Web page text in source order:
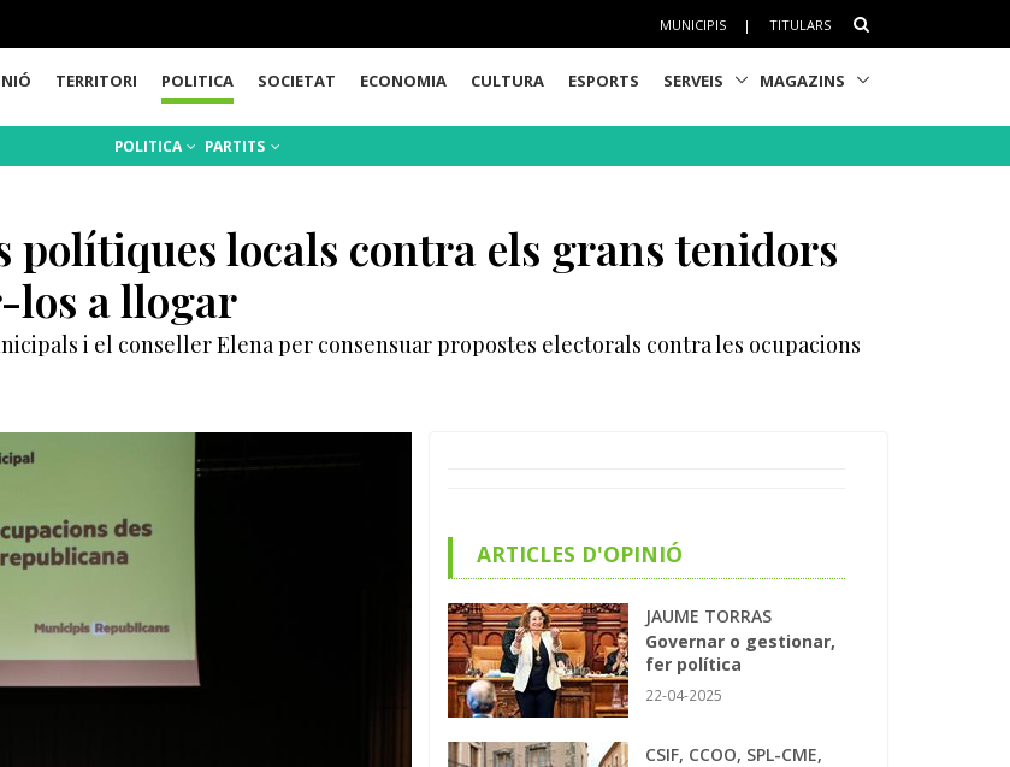
MUNICIPIS | TITULARS
TERRITORI POLITICA SOCIETAT ECONOMIA CULTURA ESPORTS SERVEIS MAGAZINS
POLITICA PARTITS
polítiques locals contra els grans tenidors
los a llogar
i el conseller Elena per consensuar propostes electorals contra les ocupacions
ARTICLES D'OPINIÓ
JAUME TORRAS
Governar o gestionar,
fer política
22-04-2025
CSIF, CCOO, SPL-CME,